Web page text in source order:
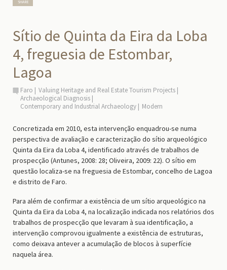
Sítio de Quinta da Eira da Loba
4, freguesia de Estombar,
Lagoa
Faro
Valuing Heritage and Real Estate Tourism Projects
Archaeological Diagnosis
Contemporary and Industrial Archaeology
Modern
Concretizada em 2010, esta intervenção enquadrou-se numa
perspectiva de avaliação e caracterização do sítio arqueológico
Quinta da Eira da Loba 4, identificado através de trabalhos de
prospecção (Antunes, 2008: 28; Oliveira, 2009: 22). O sítio em
questão localiza-se na freguesia de Estombar, concelho de Lagoa
e distrito de Faro.
Para além de confirmar a existência de um sítio arqueológico na
Quinta da Eira da Loba 4, na localização indicada nos relatórios dos
trabalhos de prospecção que levaram à sua identificação, a
intervenção comprovou igualmente a existência de estruturas,
como deixava antever a acumulação de blocos à superfície
naquela área.